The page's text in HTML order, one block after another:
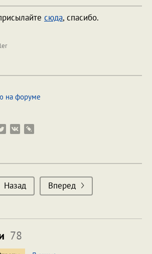
сюда, спасибо.
на форуме
Назад Вперед
78